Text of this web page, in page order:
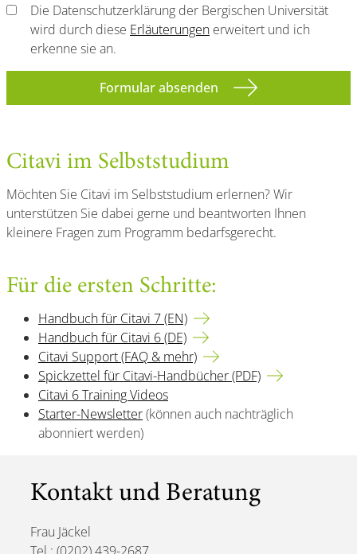
Die Datenschutzerklärung der Bergischen Universität
wird durch diese Erläuterungen erweitert und ich
erkenne sie an.
Formular absenden
Citavi im Selbststudium
Möchten Sie Citavi im Selbststudium erlernen? Wir
unterstützen Sie dabei gerne und beantworten Ihnen
kleinere Fragen zum Programm bedarfsgerecht.
Für die ersten Schritte:
Handbuch für Citavi 7 (EN)
Handbuch für Citavi 6 (DE)
Citavi Support (FAQ & mehr)
Spickzettel für Citavi-Handbücher (PDF)
Citavi 6 Training Videos
Starter-Newsletter(können auch nachträglich
abonniert werden)
Kontakt und Beratung
Frau Jäckel
Tel.: (0202) 439-2687